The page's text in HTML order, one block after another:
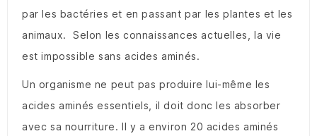
par les bactéries et en passant par les plantes et les
animaux. Selon les connaissances actuelles, la vie
est impossible sans acides aminés.
Un organisme ne peut pas produire lui-même les
acides aminés essentiels, il doit donc les absorber
avec sa nourriture. Il y a environ 20 acides aminés